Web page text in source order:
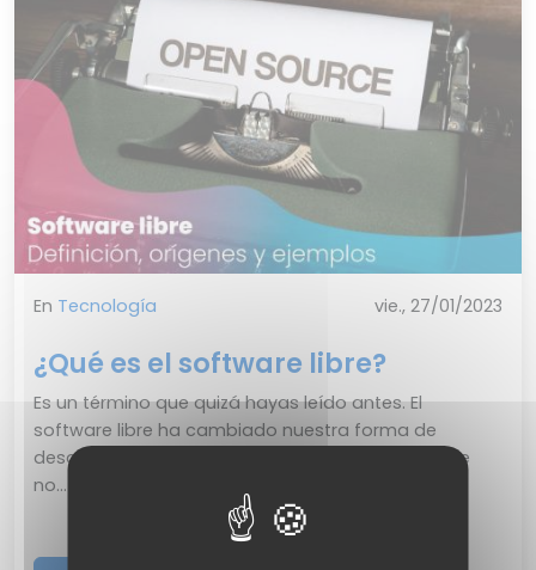
En Tecnología vie., 27/01/2023
¿Qué es el software libre?
Es un término que quizá hayas leído antes. El
software libre ha cambiado nuestra forma de
desarrollar y crear en informática. El software libre
no...